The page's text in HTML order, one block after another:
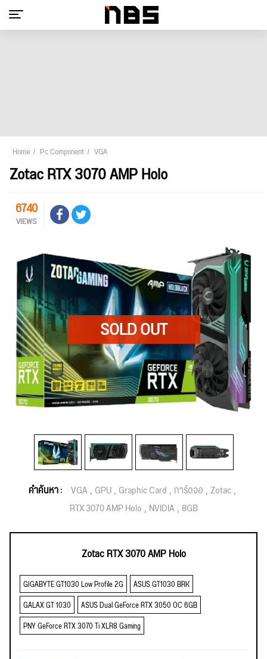
Home Pc Component VGA
Zotac RTX 3070 AMP Holo
6740
VIEWS
คำค้นหา : VGA GPU Graphic Card การ์ดจอ Zotac
RTX 3070 AMP Holo NVIDIA 8GB
Zotac RTX 3070 AMP Holo
GIGABYTE GT1030 Low Profile 2G
ASUS GT1030 BRK
GALAX GT 1030
ASUS Dual GeForce RTX 3050 OC 6GB
PNY GeForce RTX 3070 Ti XLR8 Gaming